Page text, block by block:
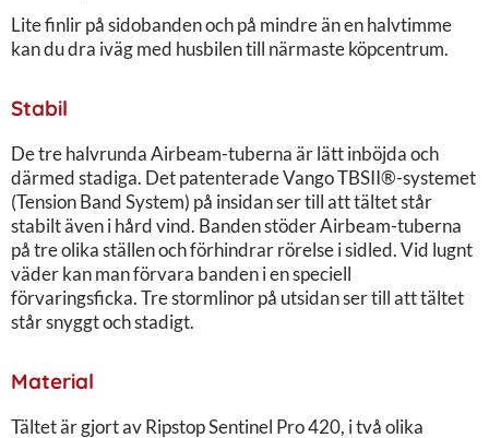
Lite finlir på sidobanden och på mindre än en halvtimme
kan du dra iväg med husbilen till närmaste köpcentrum.
Stabil
De tre halvrunda Airbeam-tuberna är lätt inböjda och
därmed stadiga. Det patenterade Vango TBSII®-systemet
(Tension Band System) på insidan ser till att tältet står
stabilt även i hård vind. Banden stöder Airbeam-tuberna
på tre olika ställen och förhindrar rörelse i sidled. Vid lugnt
väder kan man förvara banden i en speciell
förvaringsficka. Tre stormlinor på utsidan ser till att tältet
står snyggt och stadigt.
Material
Tältet är gjort av Ripstop Sentinel Pro 420, i två olika